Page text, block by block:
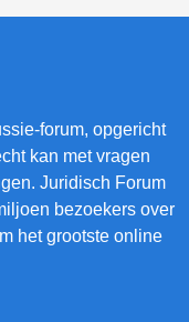
forum, opgericht
kan met vragen
Juridisch Forum
bezoekers over
het grootste online